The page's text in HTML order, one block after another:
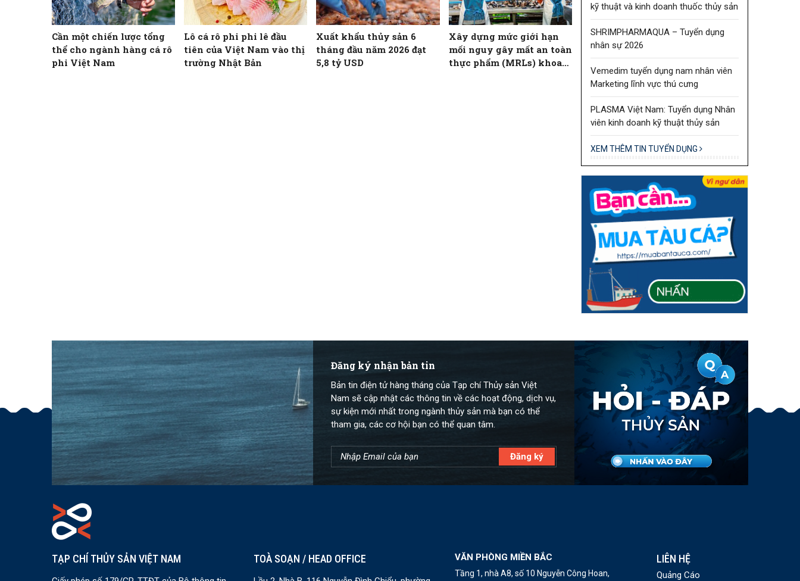
Cần một chiến lược tổng
thể cho ngành hàng cá rô
phi Việt Nam
Lô cá rô phi phi lê đầu
tiên của Việt Nam vào thị
trường Nhật Bản
Xuất khẩu thủy sản 6
tháng đầu năm 2026 đạt
5,8 tỷ USD
Xây dựng mức giới hạn
mối nguy gây mất an toàn
thực phẩm (MRLs) khoa
kỹ thuật và kinh doanh thuốc thủy sản
SHRIMPHARMAQUA – Tuyển dụng
nhân sự 2026
Vemedim tuyển dụng nam nhân viên
Marketing lĩnh vực thú cưng
PLASMA Việt Nam: Tuyển dụng Nhân
viên kinh doanh kỹ thuật thủy sản
XEM THÊM TIN TUYỂN DỤNG
Đăng ký nhận bản tin
Bản tin điện tử hàng tháng của Tạp chí Thủy sản Việt
Nam sẽ cập nhật các thông tin về các hoạt động, dịch vụ,
sự kiện mới nhất trong ngành thủy sản mà bạn có thể
tham gia, các cơ hội bạn có thể quan tâm.
TẠP CHÍ THỦY SẢN VIỆT NAM TOÀ SOẠN / HEAD OFFICE VĂN PHÒNG MIỀN BẮC
Tầng 1, nhà A8, số 10 Nguyễn Công Hoan,
LIÊN HỆ
Quảng Cáo